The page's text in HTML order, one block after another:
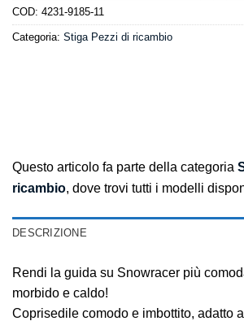
COD: 4231-9185-11
Categoria: Stiga Pezzi di ricambio
Questo articolo fa parte della categoria
ricambio, dove trovi tutti i modelli
DESCRIZIONE
Rendi la guida su Snowracer più
morbido e caldo!
Coprisedile comodo e imbottito, adatto